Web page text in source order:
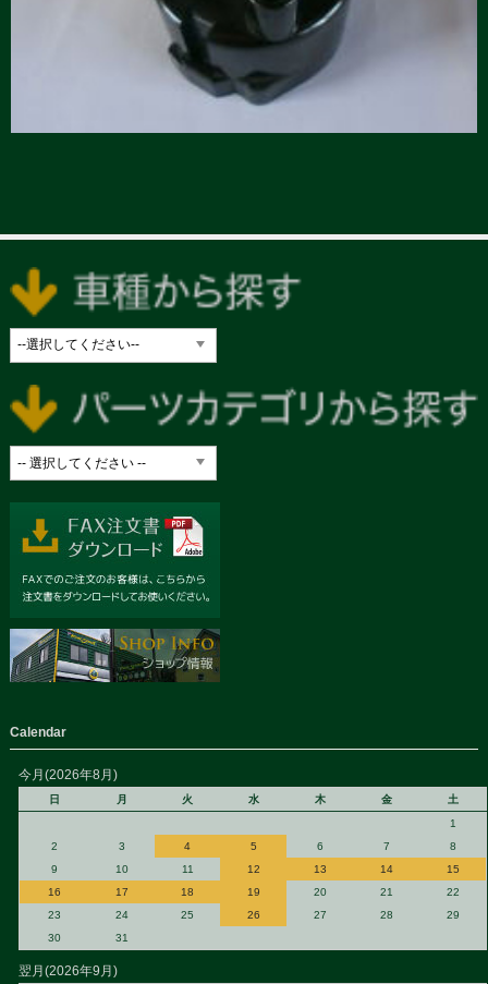
Calendar
今月(2026年8月)
日 月 火 水 木 金
土
1
2
3 4 5 6 7
8
9
10 11 12 13 14
15
16
17 18 19 20 21
22
23
24 25 26 27 28
29
30
31
翌月(2026年9月)